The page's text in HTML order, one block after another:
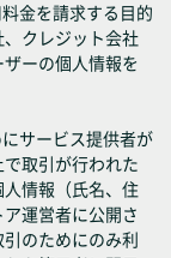
金を請求する目的
クレジット会社
ーの個人情報を
サービス提供者が
取引が行われた
情報（氏名、住
運営者に公開さ
のためにのみ利